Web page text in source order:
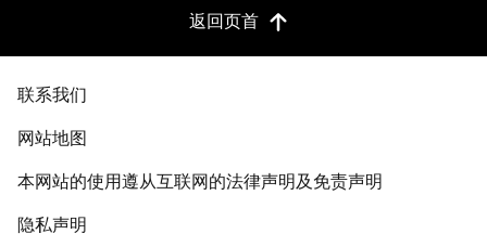
返回页首
联系我们
网站地图
本网站的使用遵从互联网的法律声明及免责声明
隐私声明